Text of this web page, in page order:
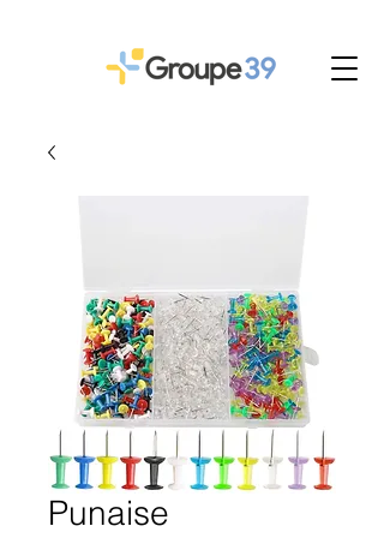
Punaise